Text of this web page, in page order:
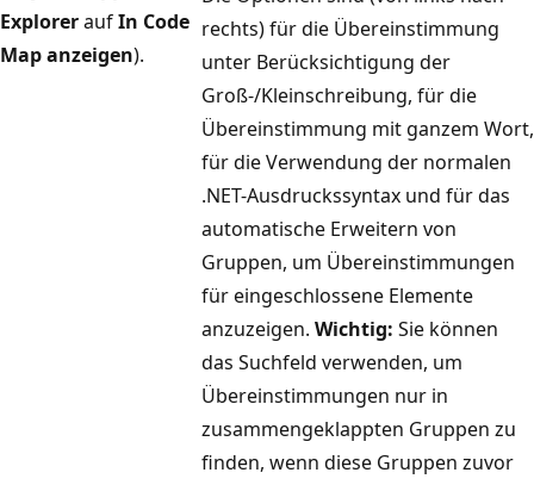
ExploreraufIn Code
Map anzeigen).
rechts) für die Übereinstimmung
unter Berücksichtigung der
Groß-/Kleinschreibung, für die
Übereinstimmung mit ganzem Wort,
für die Verwendung der normalen
.NET-Ausdruckssyntax und für das
automatische Erweitern von
Gruppen, um Übereinstimmungen
für eingeschlossene Elemente
anzuzeigen. Wichtig: Sie können
das Suchfeld verwenden, um
Übereinstimmungen nur in
zusammengeklappten Gruppen zu
finden, wenn diese Gruppen zuvor